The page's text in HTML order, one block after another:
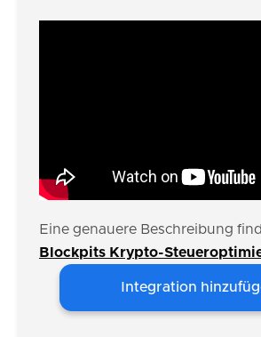
Eine genauere Beschreibung
Blockpits Krypto-
Integration